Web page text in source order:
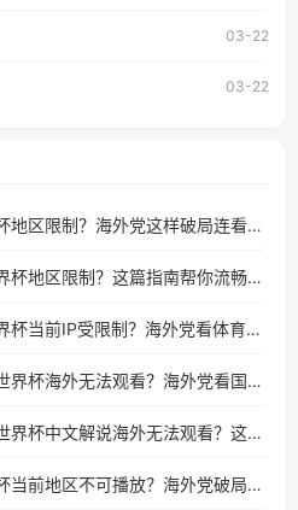
，都可以使用，不再因地区和版权限制
03-22
03-22
在香港看咪咕视频世界杯地区限制？海外党这样破局连看7天不卡顿！
在俄罗斯看咪咕视频世界杯地区限制？这篇指南帮你流畅看中文解说赛事
在新加坡看咪咕视频世界杯当前IP受限制？海外党看体育赛事的终极破局指南
在澳大利亚看咪咕视频世界杯海外无法观看？海外党看国内体育直播的终极解法
在澳大利亚看咪咕视频世界杯中文解说海外无法观看？这篇指南帮你搞定所有体育直播难题
在泰国看咪咕视频世界杯当前地区不可播放？海外党破局看中文解说赛事指南